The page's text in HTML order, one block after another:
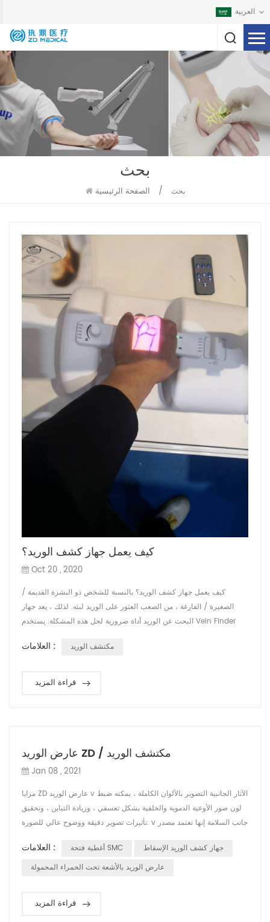
العربية
بحث
الصفحة الرئيسية / بحث
كيف يعمل جهاز كشف الوريد؟
Oct 20 , 2020
كيف يعمل جهاز كشف الوريد؟ بالنسبة للشخص ذو البشرة القديمة /
الصغيرة / الفارغة ، من الصعب العثور على الوريد لبثه. لذلك ، يعد جهاز
البحث عن الوريد أداة ضرورية لحل هذه المشكلة. يستخدم Vein Finder
الوقت الفعلي للأوردة على سطح الجلد ، بحيث يمكن للممرضة والطبيب
Medical لديها ...
العلامات : مكتشف الوريد
قراءة المزيد
عارض الوريد ZD / مكتشف الوريد
Jan 08 , 2021
مزايا ZD عارض الوريد v الآثار الجانبية التصوير بالألوان الكاملة ، يمكنه ضبط
لون صور الأوعية الدموية والخلفية بشكل تعسفي ، وزيادة التباين ، وتحقيق
تأثيرات تصوير دقيقة ووضوح عالي للصورة. v جانب السلامة إنها تعتمد مصدر
إيذاء عيون المستخدمين والمرضى. v جانب الأداء إنها تعتمد تقنية متقدمة
العلامات : أغطية فتحة SMC
جهاز كشف الوريد الإسقاط
عارض الوريد بالأشعة تحت الحمراء المحمولة
قراءة المزيد